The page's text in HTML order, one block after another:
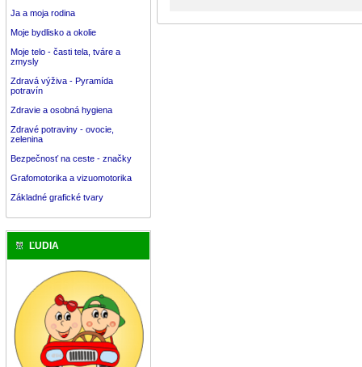
Ja a moja rodina
Moje bydlisko a okolie
Moje telo - časti tela, tváre a
zmysly
Zdravá výživa - Pyramída
potravín
Zdravie a osobná hygiena
Zdravé potraviny - ovocie,
zelenina
Bezpečnosť na ceste - značky
Grafomotorika a vizuomotorika
Základné grafické tvary
ĽUDIA